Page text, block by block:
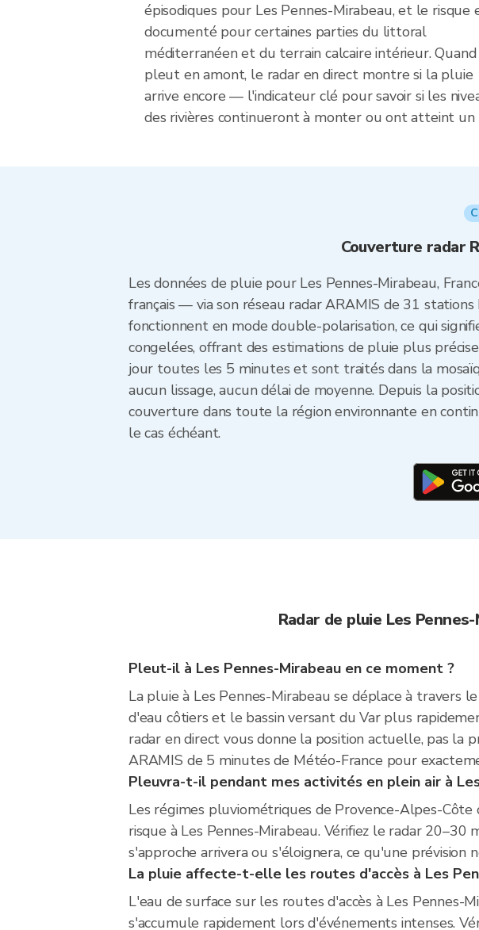
épisodiques pour Les Pennes-Mirabeau, et le risque
documenté pour certaines parties du littoral
méditerranéen et du terrain calcaire intérieur.
pleut en amont, le radar en direct montre si la pluie
arrive encore — l'indicateur clé pour savoir si les
des rivières continueront à monter ou ont atteint un
Couverture radar
Les données de pluie pour Les Pennes-Mirabeau,
français — via son réseau radar ARAMIS de 31
fonctionnent en mode double-polarisation, ce qui
congelées, offrant des estimations de pluie plus
jour toutes les 5 minutes et sont traités dans la
aucun lissage, aucun délai de moyenne. Depuis la
couverture dans toute la région environnante en
le cas échéant.
Radar de pluie Les
Pleut-il à Les Pennes-Mirabeau en ce moment ?
La pluie à Les Pennes-Mirabeau se déplace à travers
d'eau côtiers et le bassin versant du Var plus
radar en direct vous donne la position actuelle, pas
ARAMIS de 5 minutes de Météo-France pour
Pleuvra-t-il pendant mes activités en plein air à
Les régimes pluviométriques de Provence-Alpes-
risque à Les Pennes-Mirabeau. Vérifiez le radar
s'approche arrivera ou s'éloignera, ce qu'une
La pluie affecte-t-elle les routes d'accès à Les
L'eau de surface sur les routes d'accès à Les
s'accumule rapidement lors d'événements intenses.